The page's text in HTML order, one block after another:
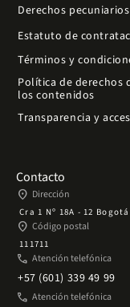
Derechos pecuniarios
Estatuto de
Términos y
Política de derechos
los contenidos
Transparencia y
Contacto
place Dirección
Cra 1 Nº 18A - 12
place Código postal
111711
phone Atención telefónica
+57 (601) 339 49 99
phone Atención telefónica